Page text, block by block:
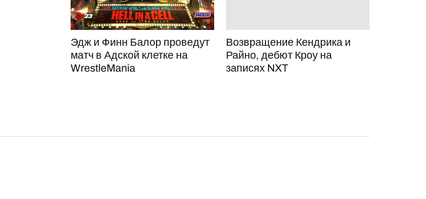
Эдж и Финн Балор проведут
матч в Адской клетке на
WrestleMania
Возвращение Кендрика и
Райно, дебют Кроу на
записях NXT